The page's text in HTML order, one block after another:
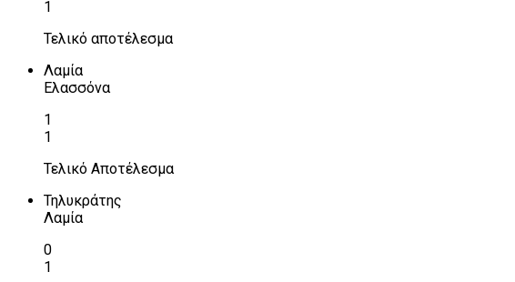
1
Τελικό αποτέλεσμα
Λαμία
Ελασσόνα
1
1
Τελικό Αποτέλεσμα
Τηλυκράτης
Λαμία
0
1